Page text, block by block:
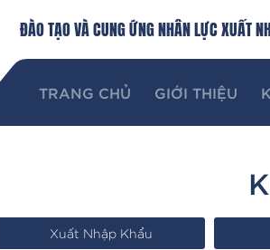
ĐÀO TẠO VÀ CUNG ỨNG NHÂN LỰC XUẤT
TRANG CHỦ GIỚI THIỆU
Xuất Nhập Khẩu